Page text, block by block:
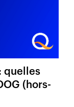
quelles
(hors-